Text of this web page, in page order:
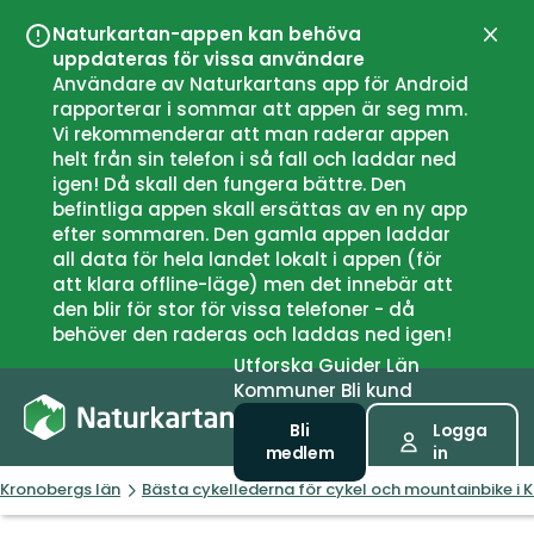
Naturkartan-appen kan behöva
uppdateras för vissa användare
Användare av Naturkartans app för Android
rapporterar i sommar att appen är seg mm.
Vi rekommenderar att man raderar appen
helt från sin telefon i så fall och laddar ned
igen! Då skall den fungera bättre. Den
befintliga appen skall ersättas av en ny app
efter sommaren. Den gamla appen laddar
all data för hela landet lokalt i appen (för
att klara offline-läge) men det innebär att
den blir för stor för vissa telefoner - då
behöver den raderas och laddas ned igen!
UtforskaGuiderLän
Kommuner Bli kund
Bli
medlem
Logga
in
Kronobergs län Bästa cykellederna för cykel och mountainbike i